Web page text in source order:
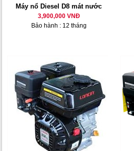
Máy nổ Diesel D8 mát nước
3,900,000 VNĐ
Bảo hành : 12 tháng